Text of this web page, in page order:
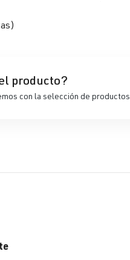
producto?
con la selección de productos.